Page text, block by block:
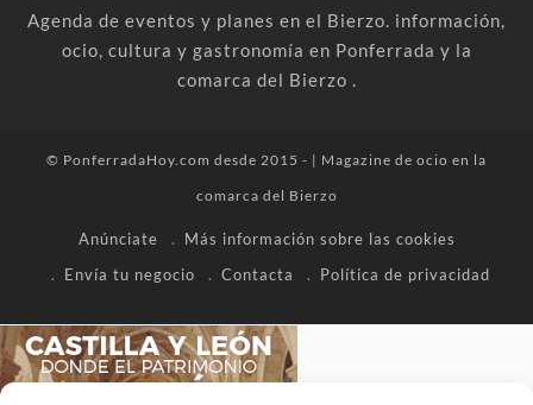
Agenda de eventos y planes en el Bierzo. información,
ocio, cultura y gastronomía en Ponferrada y la
comarca del Bierzo .
© PonferradaHoy.com desde 2015 - | Magazine de ocio en la
comarca del Bierzo
Anúnciate
Más información sobre las cookies
Envía tu negocio
Contacta Política de privacidad